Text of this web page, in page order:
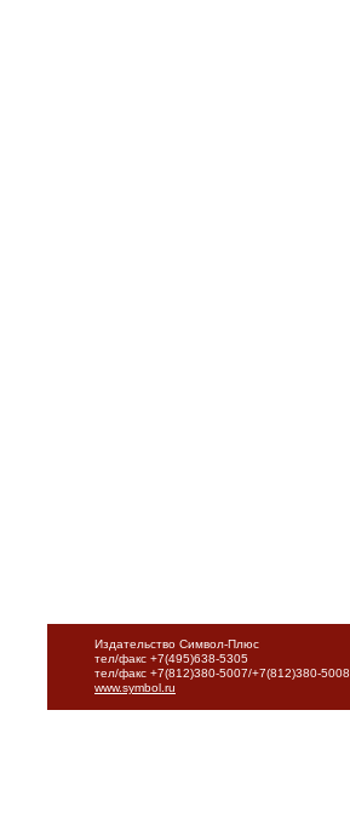
Издательство Символ-Плюс
тел/факс +7(495)638-5305
тел/факс +7(812)380-5007/+7(812)380-5008
www.symbol.ru